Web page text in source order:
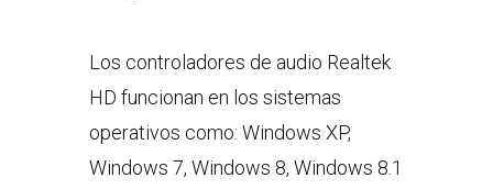
Los controladores de audio Realtek
HD funcionan en los sistemas
operativos como: Windows XP,
Windows 7, Windows 8, Windows 8.1